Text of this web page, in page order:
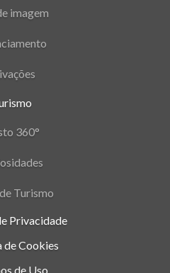
imagem
360°
Turismo
Privacidade
de Cookies
de Uso